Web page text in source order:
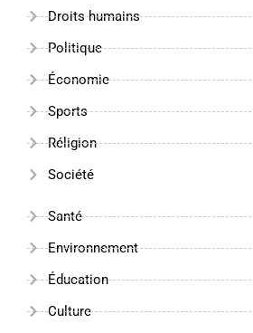
Droits humains
Politique
Économie
Sports
Réligion
Société
Santé
Environnement
Éducation
Culture